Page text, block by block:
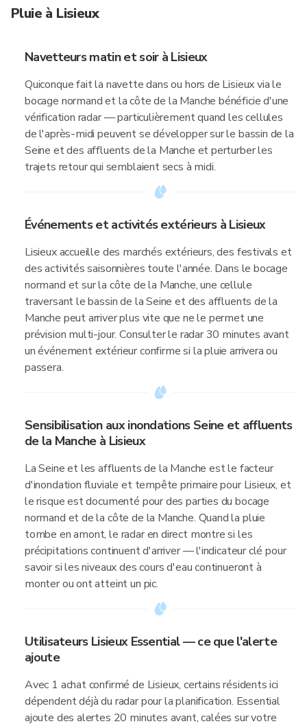
Pluie à Lisieux
Navetteurs matin et soir à Lisieux
Quiconque fait la navette dans ou hors de Lisieux via le
bocage normand et la côte de la Manche bénéficie d'une
vérification radar — particulièrement quand les cellules
de l'après-midi peuvent se développer sur le bassin de la
Seine et des affluents de la Manche et perturber les
trajets retour qui semblaient secs à midi.
Événements et activités extérieurs à Lisieux
Lisieux accueille des marchés extérieurs, des festivals et
des activités saisonnières toute l'année. Dans le bocage
normand et sur la côte de la Manche, une cellule
traversant le bassin de la Seine et des affluents de la
Manche peut arriver plus vite que ne le permet une
prévision multi-jour. Consulter le radar 30 minutes avant
un événement extérieur confirme si la pluie arrivera ou
passera.
Sensibilisation aux inondations Seine et affluents
de la Manche à Lisieux
La Seine et les affluents de la Manche est le facteur
d'inondation fluviale et tempête primaire pour Lisieux, et
le risque est documenté pour des parties du bocage
normand et de la côte de la Manche. Quand la pluie
tombe en amont, le radar en direct montre si les
précipitations continuent d'arriver — l'indicateur clé pour
savoir si les niveaux des cours d'eau continueront à
monter ou ont atteint un pic.
Utilisateurs Lisieux Essential — ce que l'alerte
ajoute
Avec 1 achat confirmé de Lisieux, certains résidents ici
dépendent déjà du radar pour la planification. Essential
ajoute des alertes 20 minutes avant, calées sur votre